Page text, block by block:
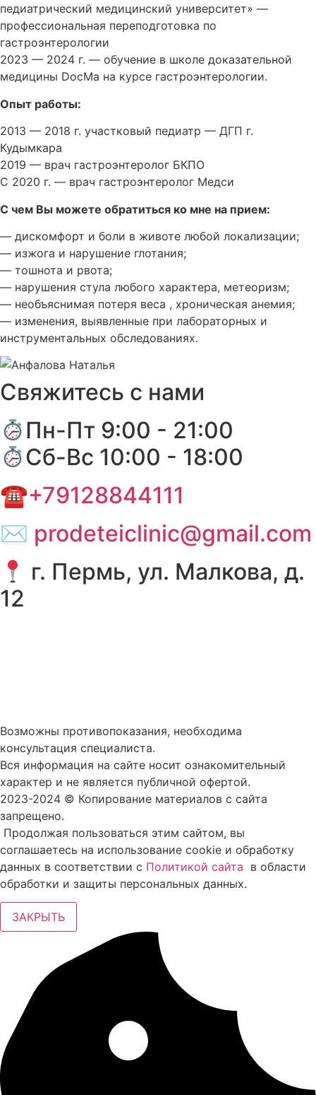
педиатрический медицинский университет» —
профессиональная переподготовка по
гастроэнтерологии
2023 — 2024 г. — обучение в школе доказательной
медицины DocMa на курсе гастроэнтерологии.
Опыт работы:
2013 — 2018 г. участковый педиатр — ДГП г.
Кудымкара
2019 — врач гастроэнтеролог БКПО
С 2020 г. — врач гастроэнтеролог Медси
С чем Вы можете обратиться ко мне на прием:
— дискомфорт и боли в животе любой локализации;
— изжога и нарушение глотания;
— тошнота и рвота;
— нарушения стула любого характера, метеоризм;
— необъяснимая потеря веса , хроническая анемия;
— изменения, выявленные при лабораторных и
инструментальных обследованиях.
Свяжитесь с нами
Пн-Пт 9:00 - 21:00
Сб-Вс 10:00 - 18:00
☎+79128844111
✉ prodeteiclinic@gmail.com
г. Пермь, ул. Малкова, д.
12
Возможны противопоказания, необходима
консультация специалиста.
Вся информация на сайте носит ознакомительный
характер и не является публичной офертой.
2023-2024 © Копирование материалов с сайта
запрещено.
Продолжая пользоваться этим сайтом, вы
соглашаетесь на использование cookie и обработку
данных в соответствии с Политикой сайта в области
обработки и защиты персональных данных.
ЗАКРЫТЬ